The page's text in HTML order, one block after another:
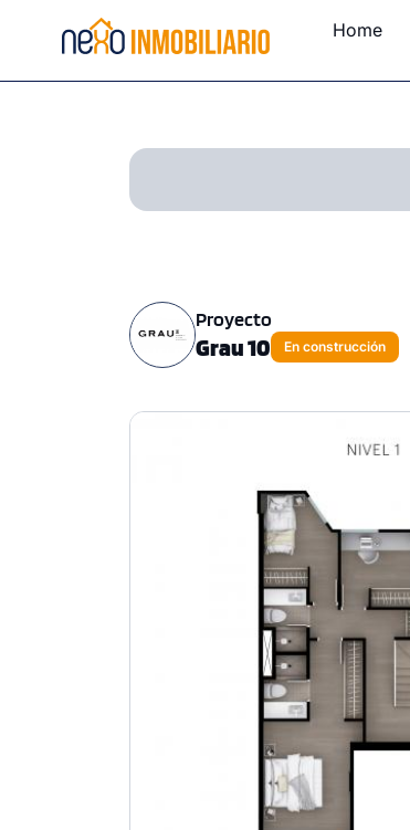
Home
Proyecto
Grau 10 En construcción